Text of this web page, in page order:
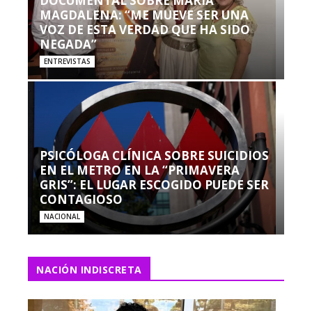
MAGDALENA: “ME MUEVE SER UNA
VOZ DE ESTA VERDAD QUE HA SIDO
NEGADA”
ENTREVISTAS
PSICÓLOGA CLÍNICA SOBRE SUICIDIOS
EN EL METRO EN LA “PRIMAVERA
GRIS”: EL LUGAR ESCOGIDO PUEDE SER
CONTAGIOSO
NACIONAL
NACIÓN INDISCRETA